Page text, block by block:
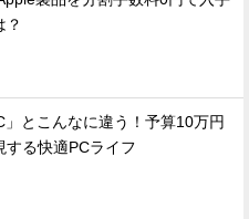
？
」とこんなに違う！予算10万円
する快適PCライフ